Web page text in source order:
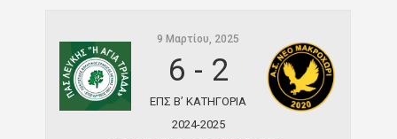
9 Μαρτίου, 2025
6 - 2
ΕΠΣ Β’ ΚΑΤΗΓΟΡΙΑ
2024-2025